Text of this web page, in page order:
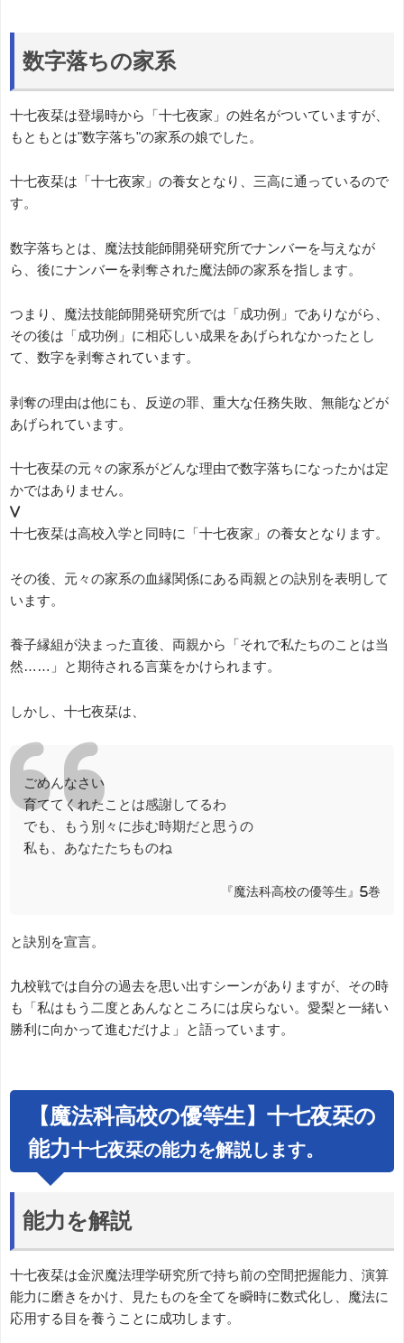
数字落ちの家系
十七夜栞は登場時から「十七夜家」の姓名がついていますが、
もともとは"数字落ち"の家系の娘でした。
十七夜栞は「十七夜家」の養女となり、三高に通っているので
す。
数字落ちとは、魔法技能師開発研究所でナンバーを与えなが
ら、後にナンバーを剥奪された魔法師の家系を指します。
つまり、魔法技能師開発研究所では「成功例」でありながら、
その後は「成功例」に相応しい成果をあげられなかったとし
て、数字を剥奪されています。
剥奪の理由は他にも、反逆の罪、重大な任務失敗、無能などが
あげられています。
十七夜栞の元々の家系がどんな理由で数字落ちになったかは定
かではありません。
v
十七夜栞は高校入学と同時に「十七夜家」の養女となります。
その後、元々の家系の血縁関係にある両親との訣別を表明して
います。
養子縁組が決まった直後、両親から「それで私たちのことは当
然……」と期待される言葉をかけられます。
しかし、十七夜栞は、
ごめんなさい
育ててくれたことは感謝してるわ
でも、もう別々に歩む時期だと思うの
私も、あなたたちものね
『魔法科高校の優等生』5巻
と訣別を宣言。
九校戦では自分の過去を思い出すシーンがありますが、その時
も「私はもう二度とあんなところには戻らない。愛梨と一緒い
勝利に向かって進むだけよ」と語っています。
【魔法科高校の優等生】十七夜栞の
能力十七夜栞の能力を解説します。
能力を解説
十七夜栞は金沢魔法理学研究所で持ち前の空間把握能力、演算
能力に磨きをかけ、見たものを全てを瞬時に数式化し、魔法に
応用する目を養うことに成功します。